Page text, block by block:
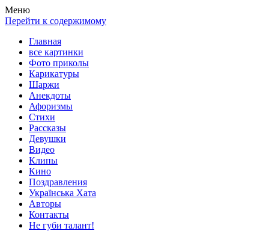
Весела хата — прикольные картинки, смешные истории,
клипы!
Покажем всем ваши фото приколы, карикатуры, шаржи, стихи,
рассказы, видео и песни!
Меню
Перейти к содержимому
Главная
все картинки
Фото приколы
Карикатуры
Шаржи
Анекдоты
Афоризмы
Стихи
Рассказы
Девушки
Видео
Клипы
Кино
Поздравления
Українська Хата
Авторы
Контакты
Не губи талант!